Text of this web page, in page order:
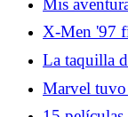
Mis
muerte de
ventas
X-Men '97
errores de la
La taquilla
para
Marvel tuvo
divertido